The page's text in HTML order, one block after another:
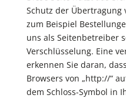
Schutz der
zum Beispiel
uns als Seitenbetreiber
Verschlüsselung. Eine
erkennen Sie daran,
Browsers von „http://“
dem Schloss-Symbol in